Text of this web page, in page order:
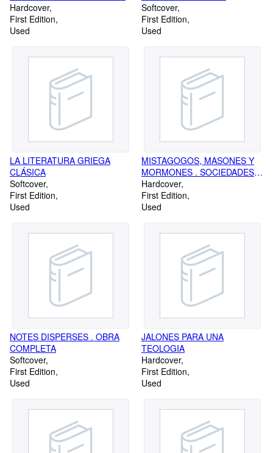
Hardcover
First Edition
Used
Softcover
First Edition
Used
LA LITERATURA GRIEGA
CLÁSICA
Softcover
First Edition
Used
MISTAGOGOS, MASONES Y
MORMONES . SOCIEDADES
SECRETAS EN CUATRO
MILENIOS
Hardcover
First Edition
Used
NOTES DISPERSES . OBRA
COMPLETA
Softcover
First Edition
Used
JALONES PARA UNA
TEOLOGIA
Hardcover
First Edition
Used